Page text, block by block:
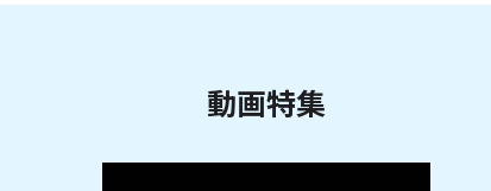
動画特集